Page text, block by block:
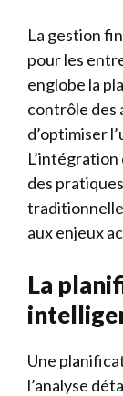
La gestion
pour les
englobe la
contrôle des
d’optimiser
des
aux enjeux
La
Une
l’analyse